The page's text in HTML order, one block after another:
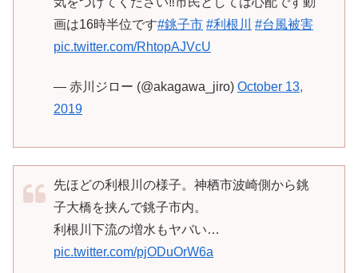
画は16時半位です#銚子市 #利根川
#台風被害
pic.twitter.com/RhtopAJVcU
— 赤川ジロー (@akagawa_jiro) October 13,
2019
先ほどの利根川の様子。神栖市波崎側から銚
子大橋を挟んで銚子市内。
利根川下流の増水もヤバい…
pic.twitter.com/pjODuOrW6a